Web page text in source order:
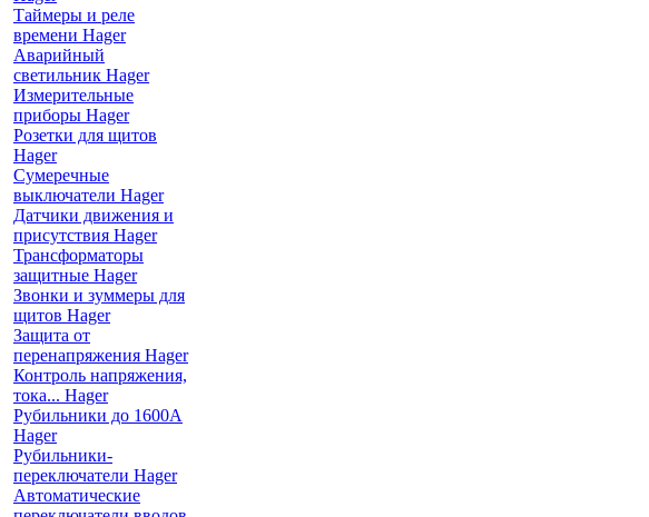
Таймеры и реле
времени Hager
Аварийный
светильник Hager
Измерительные
приборы Hager
Розетки для щитов
Hager
Сумеречные
выключатели Hager
Датчики движения и
присутствия Hager
Трансформаторы
защитные Hager
Звонки и зуммеры для
щитов Hager
Защита от
перенапряжения Hager
Контроль напряжения,
тока... Hager
Рубильники до 1600А
Hager
Рубильники-
переключатели Hager
Автоматические